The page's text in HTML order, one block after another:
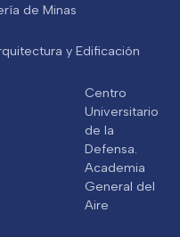
de Minas
y Edificación
Centro
Universitario
de la
Defensa.
Academia
General del
Aire